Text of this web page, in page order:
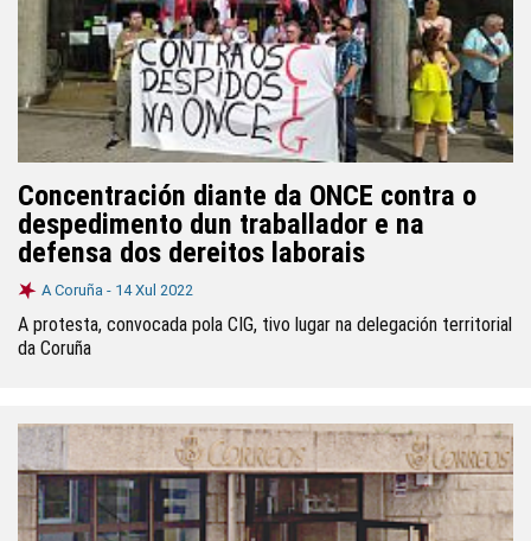
Concentración diante da ONCE contra o
despedimento dun traballador e na
defensa dos dereitos laborais
A Coruña - 14 Xul 2022
A protesta, convocada pola CIG, tivo lugar na delegación territorial
da Coruña